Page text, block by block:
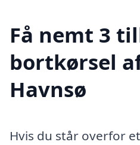
Få nemt 3
bortkørsel
Havnsø
Hvis du står overfor